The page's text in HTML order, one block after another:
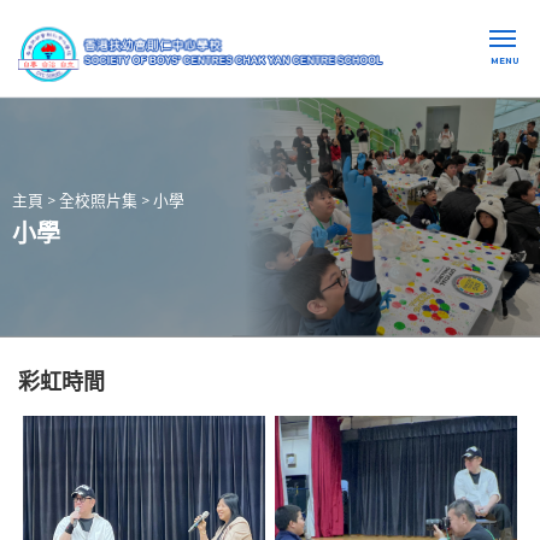
MENU
主頁 > 全校照片集 > 小學
小學
彩虹時間